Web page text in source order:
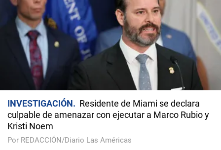
INVESTIGACIÓN
Residente de Miami se declara
culpable de amenazar con ejecutar a Marco Rubio y
Kristi Noem
Por REDACCIÓN/Diario Las Américas